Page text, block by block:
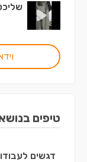
טיפים
דגשים